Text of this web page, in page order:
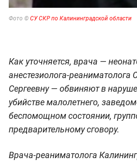
Фото © СУ СКР по Калининградской области
Как уточняется, врача —
анестезиолога-реаниматолога
Сергеевну — обвиняют в
убийстве малолетнего,
беспомощном состоянии,
предварительному сговору.
Врача-реаниматолога